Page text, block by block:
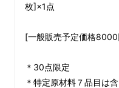
れる風、段階
あなたの五
時間に切り替
枚]×1点
[一般販売予定価格
＊30点限定
＊特定原材料７品目は